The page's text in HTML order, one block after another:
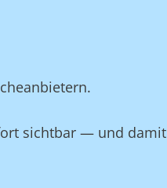
sichtbar — und damit